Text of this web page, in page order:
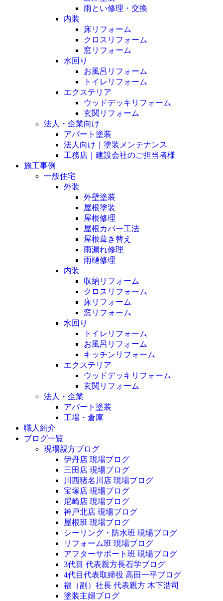
雨とい修理・交換
内装
床リフォーム
クロスリフォーム
窓リフォーム
水回り
お風呂リフォーム
トイレリフォーム
エクステリア
ウッドデッキリフォーム
玄関リフォーム
法人・企業向け
アパート塗装
法人向け｜塗装メンテナンス
工務店｜建設会社のご担当者様
施工事例
一般住宅
外装
外壁塗装
屋根塗装
屋根修理
屋根カバー工法
屋根葺き替え
雨漏れ修理
雨樋修理
内装
収納リフォーム
クロスリフォーム
床リフォーム
窓リフォーム
水回り
トイレリフォーム
お風呂リフォーム
キッチンリフォーム
エクステリア
ウッドデッキリフォーム
玄関リフォーム
法人・企業
アパート塗装
工場・倉庫
職人紹介
ブログ一覧
現場親方ブログ
伊丹店 現場ブログ
三田店 現場ブログ
川西猪名川店 現場ブログ
宝塚店 現場ブログ
尼崎店 現場ブログ
神戸北店 現場ブログ
屋根班 現場ブログ
シーリング・防水班 現場ブログ
リフォーム班 現場ブログ
アフターサポート班 現場ブログ
3代目 代表親方長石学ブログ
4代目代表取締役 高田一平ブログ
福（副）社長 代表親方 木下浩司
塗装主婦ブログ